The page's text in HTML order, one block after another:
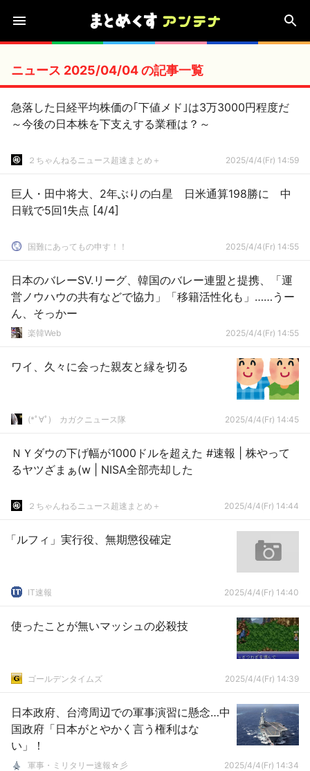
ニュース 2025/04/04 の記事一覧
急落した日経平均株価の｢下値メド｣は3万3000円程度だ
～今後の日本株を下支えする業種は？～
２ちゃんねるニュース超速まとめ＋ 2025/4/4(Fr) 14:59
巨人・田中将大、2年ぶりの白星 日米通算198勝に 中
日戦で5回1失点 [4/4]
国難にあってもの申す！！ 2025/4/4(Fr) 14:55
日本のバレーSV.リーグ、韓国のバレー連盟と提携、「運
営ノウハウの共有などで協力」「移籍活性化も」……うー
ん、そっかー
楽韓Web 2025/4/4(Fr) 14:55
ワイ、久々に会った親友と縁を切る
(*ﾟ∀ﾟ)ゞカガクニュース隊 2025/4/4(Fr) 14:45
ＮＹダウの下げ幅が1000ドルを超えた #速報 | 株やって
るヤツざまぁ(w | NISA全部売却した
２ちゃんねるニュース超速まとめ＋ 2025/4/4(Fr) 14:44
「ルフィ」実行役、無期懲役確定
IT速報 2025/4/4(Fr) 14:40
使ったことが無いマッシュの必殺技
ゴールデンタイムズ 2025/4/4(Fr) 14:39
日本政府、台湾周辺での軍事演習に懸念…中
国政府「日本がとやかく言う権利はな
い」！
軍事・ミリタリー速報☆彡 2025/4/4(Fr) 14:34